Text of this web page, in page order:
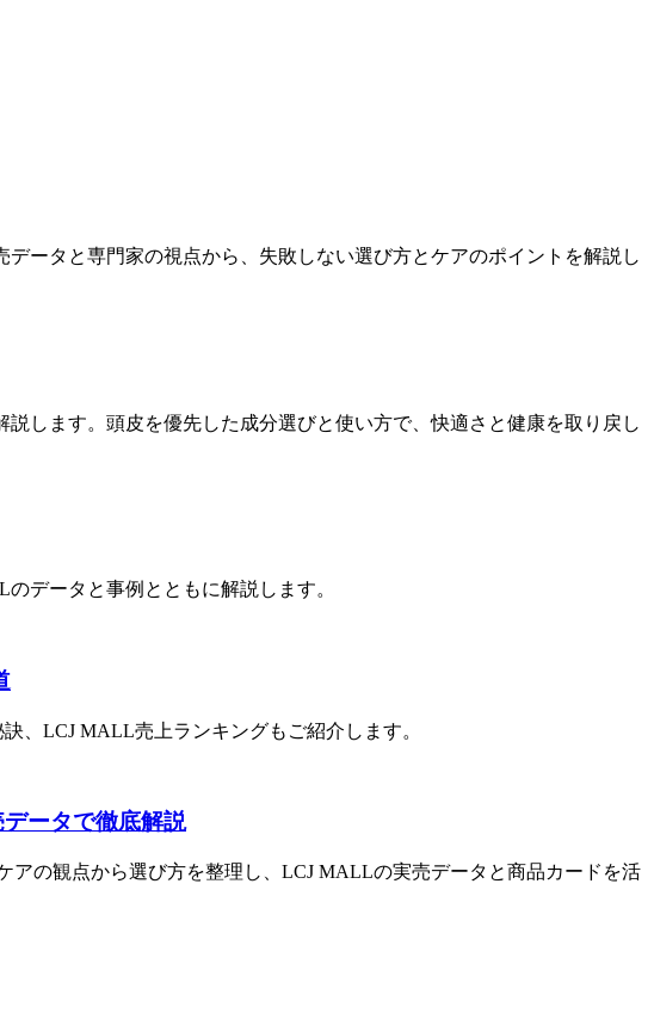
ータと専門家の視点から、失敗しない選び方とケアのポイントを解説し
します。頭皮を優先した成分選びと使い方で、快適さと健康を取り戻し
データと事例とともに解説します。
、LCJ MALL売上ランキングもご紹介します。
ータで徹底解説
の観点から選び方を整理し、LCJ MALLの実売データと商品カードを活